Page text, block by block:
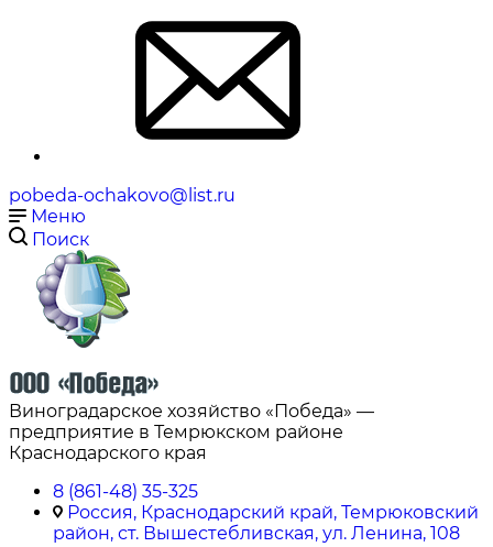
pobeda-ochakovo@list.ru
Меню
Поиск
Виноградарское хозяйство «Победа» —
предприятие в Темрюкском районе
Краснодарского края
8 (861-48) 35-325
Россия, Краснодарский край, Темрюковский
район, ст. Вышестебливская, ул. Ленина, 108